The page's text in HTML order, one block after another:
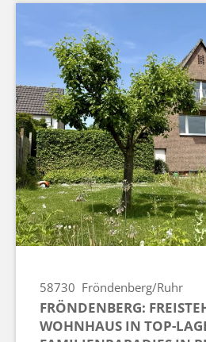
58730 Fröndenberg/Ruhr
FRÖNDENBERG:
WOHNHAUS IN TOP-